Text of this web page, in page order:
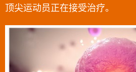
顶尖运动员正在接受治疗。